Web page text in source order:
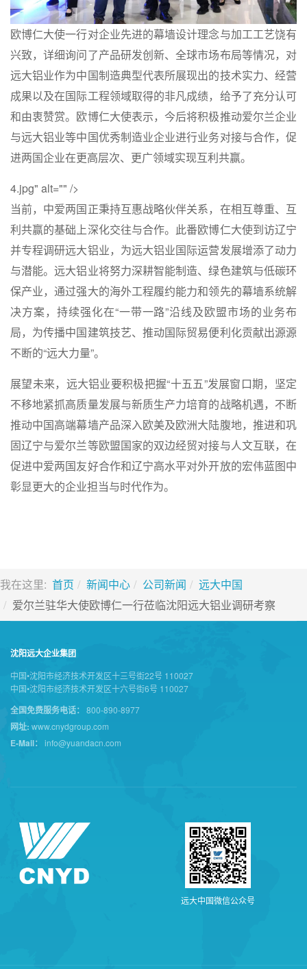
欧博仁大使一行对企业先进的幕墙设计理念与加工工艺饶有
兴致，详细询问了产品研发创新、全球市场布局等情况，对
远大铝业作为中国制造典型代表所展现出的技术实力、经营
成果以及在国际工程领域取得的非凡成绩，给予了充分认可
和由衷赞赏。欧博仁大使表示，今后将积极推动爱尔兰企业
与远大铝业等中国优秀制造业企业进行业务对接与合作，促
进两国企业在更高层次、更广领域实现互利共赢。
4.jpg" alt="" />
当前，中爱两国正秉持互惠战略伙伴关系，在相互尊重、互
利共赢的基础上深化交往与合作。此番欧博仁大使到访辽宁
并专程调研远大铝业，为远大铝业国际运营发展增添了动力
与潜能。远大铝业将努力深耕智能制造、绿色建筑与低碳环
保产业，通过强大的海外工程履约能力和领先的幕墙系统解
决方案，持续强化在“一带一路”沿线及欧盟市场的业务布
局，为传播中国建筑技艺、推动国际贸易便利化贡献出源源
不断的“远大力量”。
展望未来，远大铝业要积极把握“十五五”发展窗口期，坚定
不移地紧抓高质量发展与新质生产力培育的战略机遇，不断
推动中国高端幕墙产品深入欧美及欧洲大陆腹地，推进和巩
固辽宁与爱尔兰等欧盟国家的双边经贸对接与人文互联，在
促进中爱两国友好合作和辽宁高水平对外开放的宏伟蓝图中
彰显更大的企业担当与时代作为。
我在这里: 首页 新闻中心 公司新闻
远大中国
爱尔兰驻华大使欧博仁一行莅临沈阳远大铝业调研考察
沈阳远大企业集团
中国•沈阳市经济技术开发区十三号街22号 110027
中国•沈阳市经济技术开发区十六号街6号 110027
全国免费服务电话： 800-890-8977
网址: www.cnydgroup.com
E-Mail： info@yuandacn.com
远大中 国微信公众号